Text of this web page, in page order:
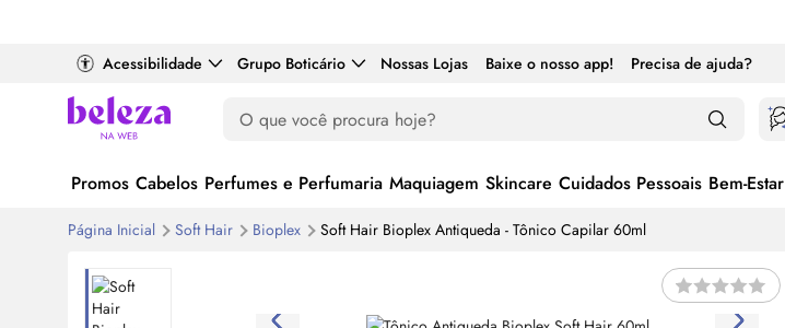
Acessibilidade Grupo Boticário Nossas Lojas Baixe o nosso app! Precisa de ajuda?
Promos Cabelos Perfumes e Perfumaria Maquiagem Skincare Cuidados Pessoais Bem-Estar
Página Inicial Soft Hair Bioplex Soft Hair Bioplex Antiqueda - Tônico Capilar 60ml